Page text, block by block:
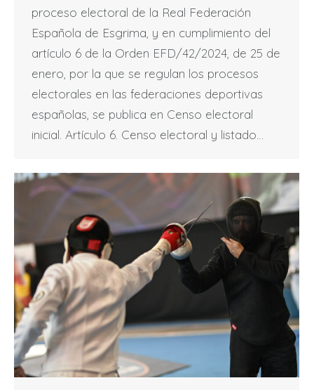
proceso electoral de la Real Federación
Española de Esgrima, y en cumplimiento del
artículo 6 de la Orden EFD/42/2024, de 25 de
enero, por la que se regulan los procesos
electorales en las federaciones deportivas
españolas, se publica en Censo electoral
inicial. Artículo 6. Censo electoral y listado…